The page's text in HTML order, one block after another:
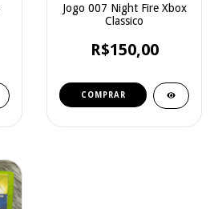
Jogo 007 Night Fire Xbox
Classico
R$150,00